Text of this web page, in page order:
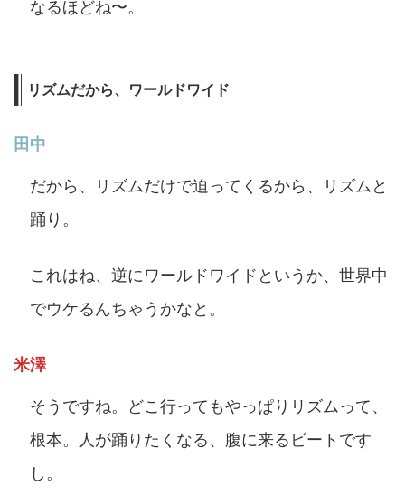
なるほどね〜。
リズムだから、ワールドワイド
田中
だから、リズムだけで迫ってくるから、リズムと
踊り。
これはね、逆にワールドワイドというか、世界中
でウケるんちゃうかなと。
米澤
そうですね。どこ行ってもやっぱりリズムって、
根本。人が踊りたくなる、腹に来るビートです
し。